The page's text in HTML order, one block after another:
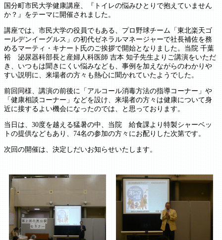
国分町市民大学健康講座、『トイレの悩みひとりで抱えていません
か？』をテーマに開催されました。
講座では、市民大学の役員でもある、プロ野球チーム「東北楽天ゴ
ールデンイーグルス」の初代ゼネラルマネージャーで社長補佐を務
めるマーティ・キナート氏のご挨拶で開始となりました。当院 千葉
裕 泌尿器科部長と産婦人科医師 吉本 知子先生よりご講演をいただ
き、いつもは聞きにくい悩みなども、事例を加えながらのわかりや
すい説明に、来場者の方々も熱心に聞かれていたようでした。
前回同様、講演の前後に「アルコール消毒方法の指導コーナー」や
「健康相談コーナー」などを設け、来場者の方々は健康について身
近に接するよい機会になったのでは、と思っております。
当日は、30度を越える猛暑の中、当院 給食課より特製シャーベッ
トの提供などもあり、74名の参加の方々にお配りした次第です。
次回の開催は、決定しだいお知らせいたします。